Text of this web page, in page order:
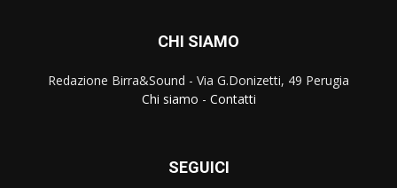
CHI SIAMO
Redazione Birra&Sound - Via G.Donizetti, 49 Perugia
Chi siamo - Contatti
SEGUICI